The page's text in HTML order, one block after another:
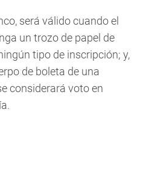
será válido cuando el
un trozo de papel de
tipo de inscripción; y,
de boleta de una
considerará voto en